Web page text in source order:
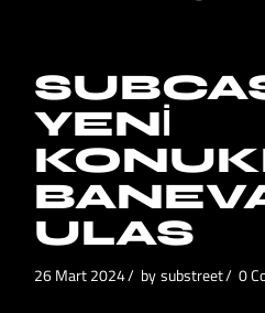
YENI
ULAS
26 Mart 2024 by substreet 0